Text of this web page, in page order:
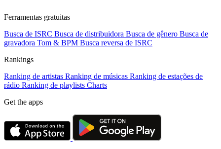
Ferramentas gratuitas
Busca de ISRC Busca de distribuidora Busca de gênero Busca de
gravadora Tom & BPM Busca reversa de ISRC
Rankings
Ranking de artistas Ranking de músicas Ranking de estações de
rádio Ranking de playlists Charts
Get the apps